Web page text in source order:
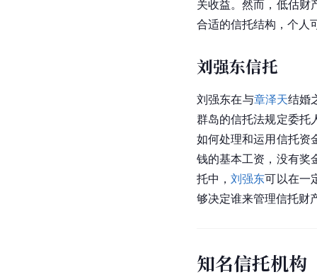
关收益。然而，低估财
合适的信托结构，个人
刘强东信托
刘强东在与章泽天结婚
群岛的信托法规定委托
如何处理和运用信托资
钱的基本工资，没有奖
托中，刘强东可以在一
够决定谁来管理信托财
知名信托机构